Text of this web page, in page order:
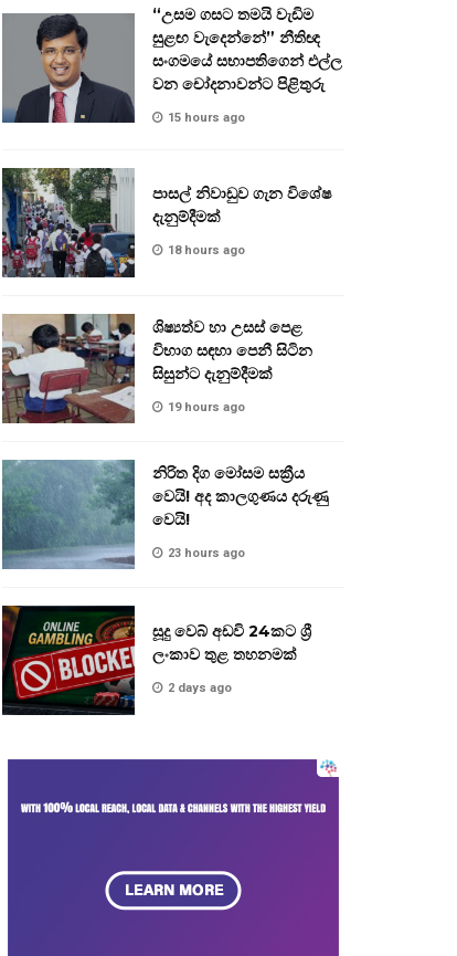
“උසම ගසට තමයි වැඩිම
සුළඟ වැදෙන්නේ” නීතිඥ
සංගමයේ සභාපතිගෙන් එල්ල
වන චෝදනාවන්ට පිළිතුරු
15 hours ago
පාසල් නිවාඩුව ගැන විශේෂ
දැනුම්දීමක්
18 hours ago
ශිෂ්‍යත්ව හා උසස් පෙළ
විභාග සඳහා පෙනී සිටින
සිසුන්ට දැනුම්දීමක්
19 hours ago
නිරිත දිග මෝසම සක්‍රීය
වෙයි! අද කාලගුණය දරුණු
වෙයි!
23 hours ago
සූදු වෙබ් අඩවි 24කට ශ්‍රී
ලංකාව තුළ තහනමක්
2 days ago